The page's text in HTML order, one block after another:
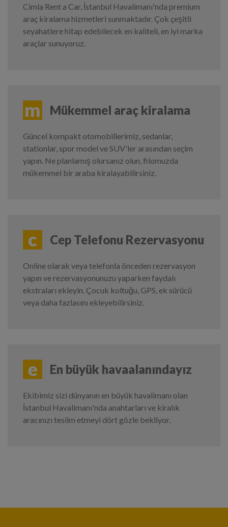
Cimla Rent a Car, İstanbul Havalimanı'nda premium
araç kiralama hizmetleri sunmaktadır. Çok çeşitli
seyahatlere hitap edebilecek en kaliteli, en iyi marka
araçlar sunuyoruz.
m Mükemmel araç kiralama
Güncel kompakt otomobillerimiz, sedanlar,
stationlar, spor model ve SUV'ler arasından seçim
yapın. Ne planlamış olursanız olun, filomuzda
mükemmel bir araba kiralayabilirsiniz.
c Cep Telefonu Rezervasyonu
Online olarak veya telefonla önceden rezervasyon
yapın ve rezervasyonunuzu yaparken faydalı
ekstraları ekleyin. Çocuk koltuğu, GPS, ek sürücü
veya daha fazlasını ekleyebilirsiniz.
e En büyük havaalanındayız
Ekibimiz sizi dünyanın en büyük havalimanı olan
İstanbul Havalimanı'nda anahtarları ve kiralık
aracınızı teslim etmeyi dört gözle bekliyor.